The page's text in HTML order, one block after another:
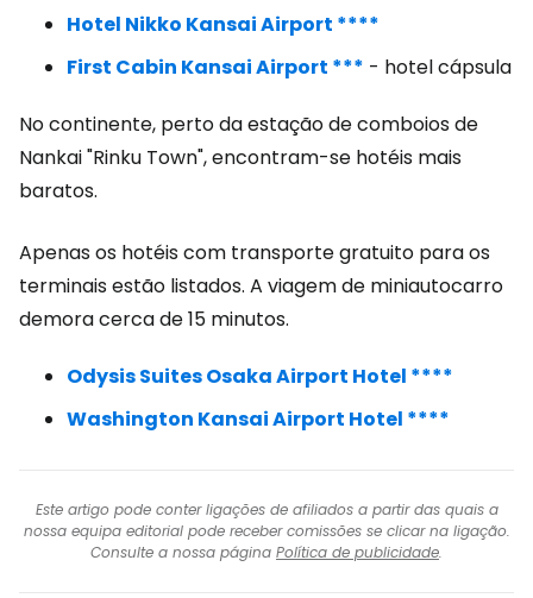
Hotel Nikko Kansai Airport ****
First Cabin Kansai Airport *** - hotel cápsula
No continente, perto da estação de comboios de
Nankai "Rinku Town", encontram-se hotéis mais
baratos.
Apenas os hotéis com transporte gratuito para os
terminais estão listados. A viagem de miniautocarro
demora cerca de 15 minutos.
Odysis Suites Osaka Airport Hotel ****
Washington Kansai Airport Hotel ****
Este artigo pode conter ligações de afiliados a partir das quais a
nossa equipa editorial pode receber comissões se clicar na ligação.
Consulte a nossa página Política de publicidade.